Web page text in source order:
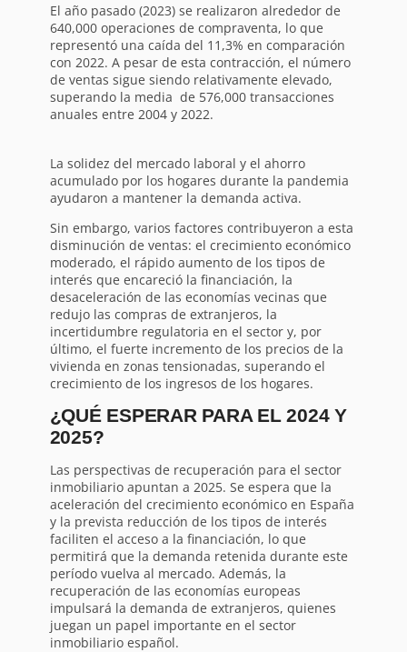
El año pasado (2023) se realizaron alrededor de
640,000 operaciones de compraventa, lo que
representó una caída del 11,3% en comparación
con 2022. A pesar de esta contracción, el número
de ventas sigue siendo relativamente elevado,
superando la media de 576,000 transacciones
anuales entre 2004 y 2022.
La solidez del mercado laboral y el ahorro
acumulado por los hogares durante la pandemia
ayudaron a mantener la demanda activa.
Sin embargo, varios factores contribuyeron a esta
disminución de ventas: el crecimiento económico
moderado, el rápido aumento de los tipos de
interés que encareció la financiación, la
desaceleración de las economías vecinas que
redujo las compras de extranjeros, la
incertidumbre regulatoria en el sector y, por
último, el fuerte incremento de los precios de la
vivienda en zonas tensionadas, superando el
crecimiento de los ingresos de los hogares.
¿QUÉ ESPERAR PARA EL 2024 Y
2025?
Las perspectivas de recuperación para el sector
inmobiliario apuntan a 2025. Se espera que la
aceleración del crecimiento económico en España
y la prevista reducción de los tipos de interés
faciliten el acceso a la financiación, lo que
permitirá que la demanda retenida durante este
período vuelva al mercado. Además, la
recuperación de las economías europeas
impulsará la demanda de extranjeros, quienes
juegan un papel importante en el sector
inmobiliario español.